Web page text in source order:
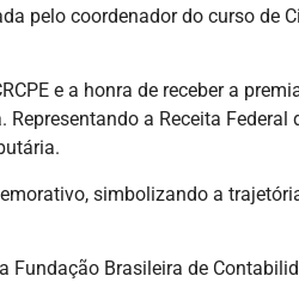
pelo coordenador do curso de
e a honra de receber a
a Receita Federal
simbolizando a
Brasileira de